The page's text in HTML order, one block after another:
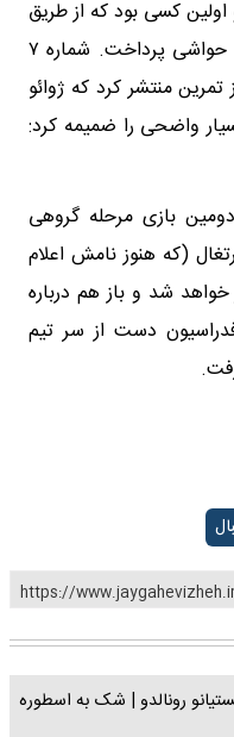
اولین کسی بود که از طریق
حساب اینستاگرامش به تعدیل این حواشی پرداخت. شماره ۷
منتشر کرد که ژوائو
واضحی را ضمیمه کرد:
بازی مرحله گروهی
(که هنوز نامش اعلام
شد و باز هم درباره
دست از سر تیم
https://